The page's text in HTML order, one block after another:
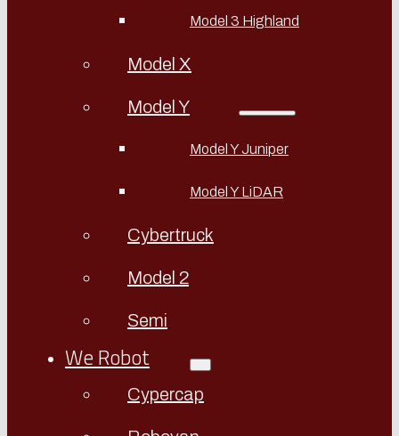
Model 3 Highland
Model X
Model Y
Model Y Juniper
Model Y LiDAR
Cybertruck
Model 2
Semi
We Robot
Cypercap